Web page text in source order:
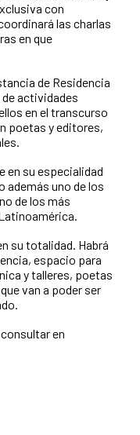
con
las charlas
en que
de Residencia
actividades
en el transcurso
poetas y editores,
en su especialidad
además uno de los
de los más
su totalidad. Habrá
espacio para
y talleres, poetas
van a poder ser
en